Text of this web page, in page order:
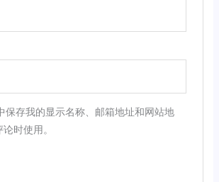
保存我的显示名称、邮箱地址和网站地
时使用。